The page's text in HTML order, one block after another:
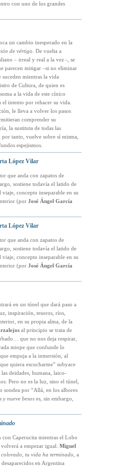
con uno de los grandes
un cambio inesperado en la
de vértigo . De vuelta a
– irreal y real a la vez -, se
parecen mitigar –si no eliminar
suceden mientras la vida
de Cultura, de quien es
a la vida de este cínico
el intento por rehacer su vida.
le lleva a volver los pasos
comprender su
la sustituta de todas las
tanto, vuelve sobre sí misma,
espejismos.
López Vilar
que anda con zapatos de
sostiene todavía el latido de
concepto inseparable en su
(por José Ángel García
López Vilar
que anda con zapatos de
sostiene todavía el latido de
concepto inseparable en su
(por José Ángel García
en un túnel que dará paso a
inspiración, tesoros, ríos,
en su propia alma, de la
al principio se trata de
que no nos deja respirar,
miope que confunde lo
empuja a la inmersión, al
quiera escucharme” subyace
deidades, humana, laico-
Pero no es la luz, sino el túnel,
sondea por “Allá, en los albores
y nueve besoses, sin embargo,
Caperucita mientras el Lobo
a empezar igual. Miguel
tu vida ha terminado , a
en Argentina